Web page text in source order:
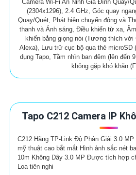
Camera Wi-Fi An Ninh Gia Đình Quay/
(2304x1296), 2.4 GHz, Góc quay
Quay/Quét, Phát hiện chuyển động và
thanh và Ánh sáng, Điều khiển từ xa,
khiển bằng giọng nói (Tương thích với
Alexa), Lưu trữ cục bộ qua thẻ microSD
dụng Tapo, Tầm nhìn ban đêm (lên đến
không gặp khó khăn
Tapo C212 Camera IP
C212 Hãng TP-Link Độ Phân Giải 3.0
mỹ thuật cao bắt mắt Hình ảnh sắc nét
10m Không Dây 3.0 MP Được tích hợp
Loa tiên nghi